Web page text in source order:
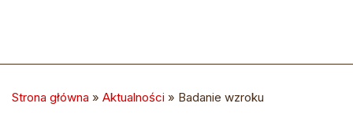
Strona główna » Aktualności » Badanie wzroku